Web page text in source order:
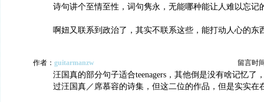
诗句讲个至情至性，词句隽永，无能哪种能让人难以忘记
啊妞又联系到政治了，其实不联系这些，能打动人心的东
作者： guitarmanzw 留言时
汪国真的部分句子适合teenagers，其他倒是没有啥记忆了
过汪国真／席慕容的诗集，但这二位的作品，但是实实在